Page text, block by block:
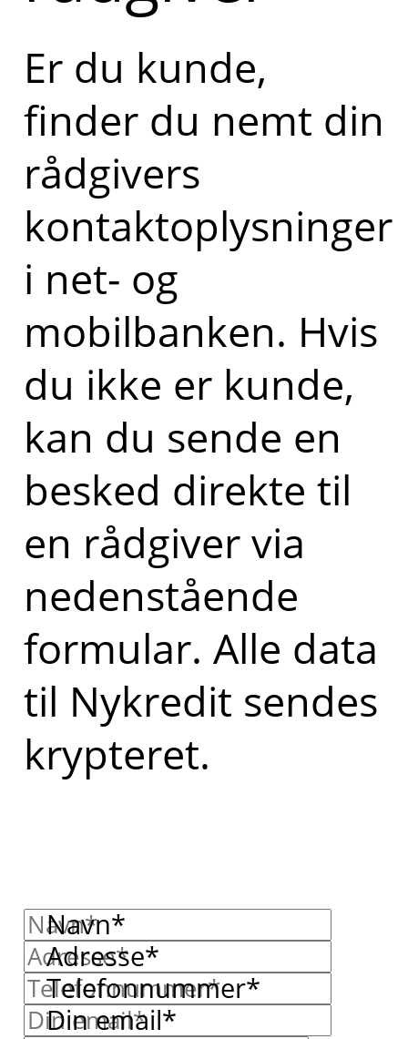
Er du kunde,
finder du nemt din
rådgivers
kontaktoplysninger
i net- og
mobilbanken. Hvis
du ikke er kunde,
kan du sende en
besked direkte til
en rådgiver via
nedenstående
formular. Alle data
til Nykredit sendes
krypteret.
Navn*
Adresse*
Telefonnummer*
Din email*